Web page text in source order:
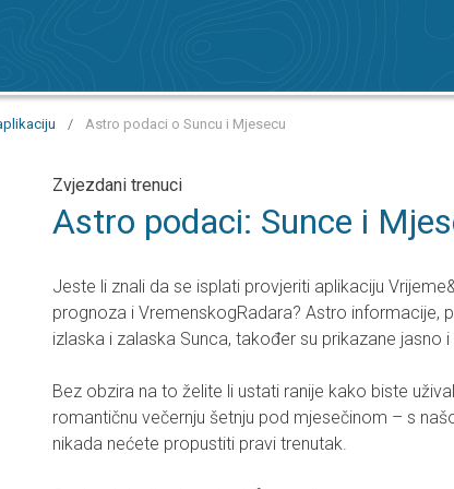
/ Astro podaci o Suncu i Mjesecu
Zvjezdani trenuci
Astro podaci: Sunce i
Jeste li znali da se isplati provjeriti aplikaciju
prognoza i VremenskogRadara? Astro informacije,
izlaska i zalaska Sunca, također su prikazane jasno
Bez obzira na to želite li ustati ranije kako biste
romantičnu večernju šetnju pod mjesečinom – s
nikada nećete propustiti pravi trenutak.